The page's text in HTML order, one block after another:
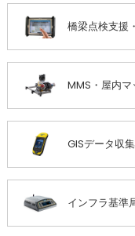
橋梁点検支援
MMS・屋内
GISデータ収集
インフラ基準